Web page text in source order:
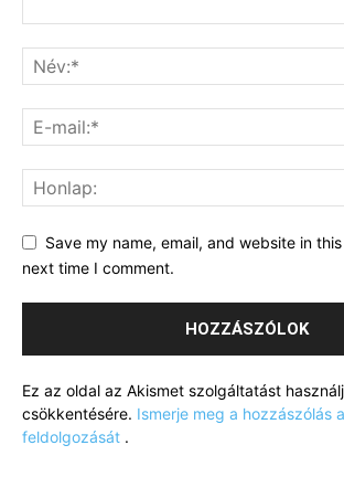
Save my name, email, and website in
next time I comment.
Ez az oldal az Akismet szolgáltatást
csökkentésére. Ismerje meg a hozzászólás
feldolgozását .